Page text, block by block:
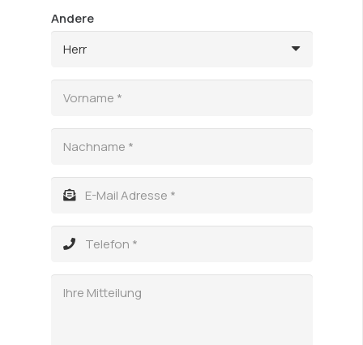
Andere